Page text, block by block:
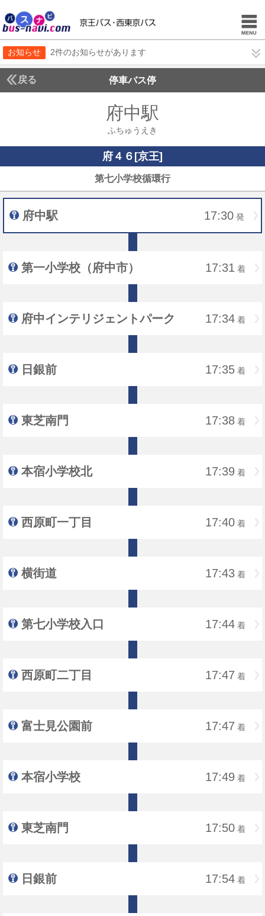
お知らせ 2件のお知らせがあります
戻る 停車バス停
府中駅
ふちゅうえき
府４６[京王]
第七小学校循環行
府中駅 17:30 発
第一小学校（府中市） 17:31 着
府中インテリジェントパーク 17:34 着
日銀前 17:35 着
東芝南門 17:38 着
本宿小学校北 17:39 着
西原町一丁目 17:40 着
横街道 17:43 着
第七小学校入口 17:44 着
西原町二丁目 17:47 着
富士見公園前 17:47 着
本宿小学校 17:49 着
東芝南門 17:50 着
日銀前 17:54 着